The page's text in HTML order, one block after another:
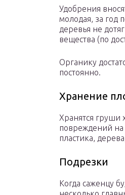
Удобрения
молодая, за год
деревья не
вещества (по
Органику
постоянно.
Хранение
Хранятся груши
повреждений
пластика,
Подрезки
Когда саженцу